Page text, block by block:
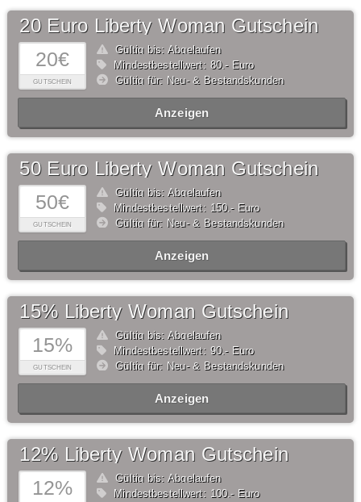
20€
GUTSCHEIN
20 Euro Liberty Woman Gutschein
Gültig bis: Abgelaufen
Mindestbestellwert: 80,- Euro
Gültig für: Neu- & Bestandskunden
Anzeigen
50€
GUTSCHEIN
50 Euro Liberty Woman Gutschein
Gültig bis: Abgelaufen
Mindestbestellwert: 150,- Euro
Gültig für: Neu- & Bestandskunden
Anzeigen
15%
GUTSCHEIN
15% Liberty Woman Gutschein
Gültig bis: Abgelaufen
Mindestbestellwert: 90,- Euro
Gültig für: Neu- & Bestandskunden
Anzeigen
12%
12% Liberty Woman Gutschein
Gültig bis: Abgelaufen
Mindestbestellwert: 100,- Euro